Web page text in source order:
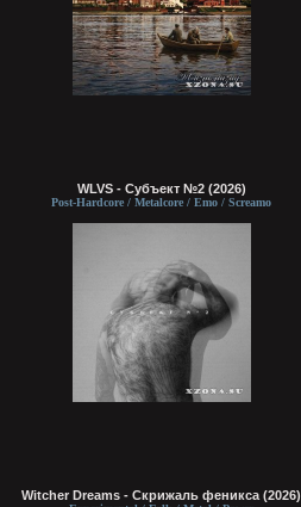
WLVS - Субъект №2 (2026)
Post-Hardcore / Metalcore / Emo / Screamo
Witcher Dreams - Скрижаль феникса (2026)